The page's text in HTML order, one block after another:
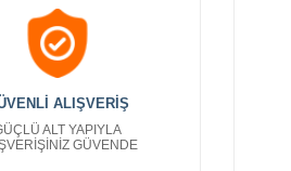
ALIŞVERİŞ
ALT YAPIYLA
GÜVENDE